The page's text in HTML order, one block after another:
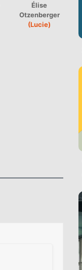
Élise
Otzenberger
(Lucie)